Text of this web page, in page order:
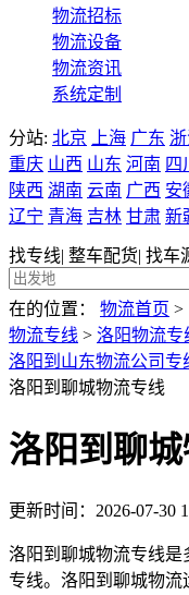
找专线| 整车配货| 找车
物流招标
物流设备
物流资讯
系统定制
分站: 北京 上海 广东
重庆 山西 山东 河南 四
陕西 湖南 云南 广西 安
辽宁 青海 吉林 甘肃 新
在的位置：
物流首页 >
物流专线 > 洛阳物流专
洛阳到山东物流公司专
洛阳到聊城物流专线
洛阳到聊
更新时间：2026-07-30
洛阳到聊城物流专线
专线。洛阳到聊城物流